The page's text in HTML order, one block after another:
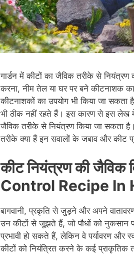
गार्डन में कीटों का जैविक तरीके से
करना, नीम तेल या घर पर बने कीटनाशक का
कीटनाशकों का उपयोग भी किया जा सकता
भी ठीक नहीं रहते हैं। इस कारण से इस लेख
जैविक तरीके से नियंत्रण किया जा सकता
तरीके क्या हैं इन सवालों के जबाव और
कीट नियंत्रण की
Control Recipe In
बागवानी, प्रकृति से जुड़ने और अपने
उन कीटों से जूझते हैं, जो पौधों को नुकसान
प्रभावी हो सकते हैं, लेकिन वे पर्यावरण और
कीटों को नियंत्रित करने के कई प्राकृतिक